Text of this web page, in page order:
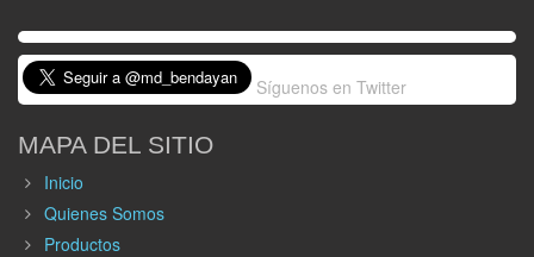
Síguenos en Twitter
MAPA DEL SITIO
Inicio
Quienes Somos
Productos